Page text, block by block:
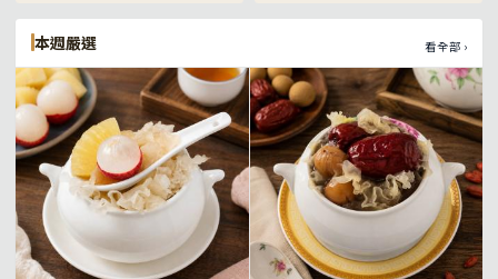
本週嚴選 看全部 ›